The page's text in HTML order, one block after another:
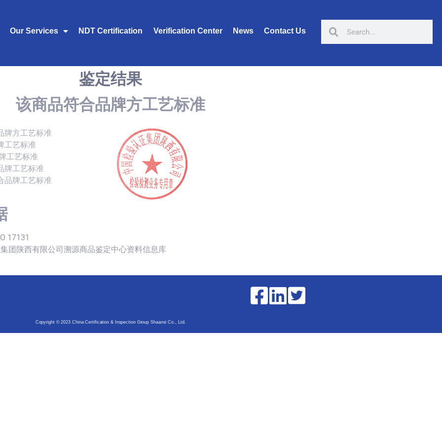
Our Services NDT Certification Verification Center News Contact Us
鉴定结果
该商品符合品牌方工艺标准
牌方工艺标准
工艺标准
工艺标准
牌工艺标准
品牌工艺标准
17131
团陕西有限公司溯源商品鉴定中心资料信息库
Copyright © 2023 China Certification & Inspection Group Shaanxi Co., Ltd.